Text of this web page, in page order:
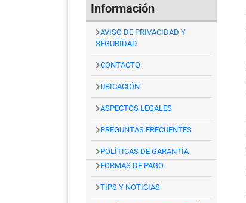
Información
AVISO DE PRIVACIDAD Y
SEGURIDAD
CONTACTO
UBICACIÓN
ASPECTOS LEGALES
PREGUNTAS FRECUENTES
POLÍTICAS DE GARANTÍA
FORMAS DE PAGO
TIPS Y NOTICIAS